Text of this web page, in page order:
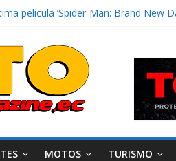
película ‘Spider‑Man: Brand New
Vuelta al Ecuador 2026, edición 47ª,
FEDAK recibe 12 Sinotruk Bolden para
MOTOS TURISMO